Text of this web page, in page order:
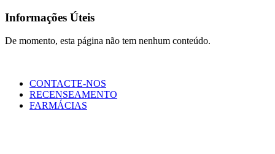
Informações Úteis
De momento, esta página não tem nenhum conteúdo.
CONTACTE-NOS
RECENSEAMENTO
FARMÁCIAS